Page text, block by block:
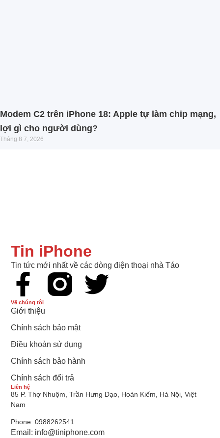
Modem C2 trên iPhone 18: Apple tự làm chip mạng,
lợi gì cho người dùng?
Tháng 8 7, 2026
Tin iPhone
Tin tức mới nhất về các dòng điện thoại nhà Táo
Liên hệ
85 P. Thợ Nhuộm, Trần Hưng Đạo, Hoàn Kiếm, Hà Nội, Việt
Nam
Phone: 0988262541
Email: info@tiniphone.com
Về chúng tôi
Giới thiệu
Chính sách bảo mật
Điều khoản sử dụng
Chính sách bảo hành
Chính sách đổi trả